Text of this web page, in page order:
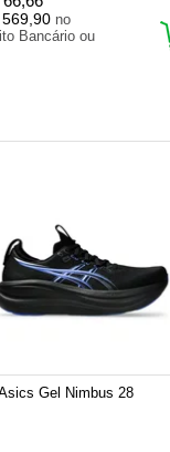
569,90 no
Bancário ou
Gel Nimbus 28